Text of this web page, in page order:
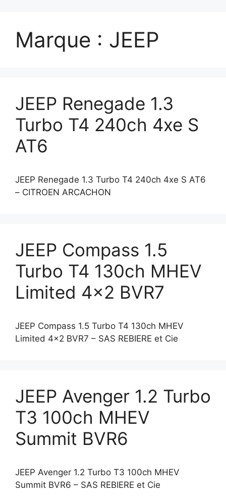
Marque : JEEP
JEEP Renegade 1.3
Turbo T4 240ch 4xe S
AT6
JEEP Renegade 1.3 Turbo T4 240ch 4xe S AT6
– CITROEN ARCACHON
JEEP Compass 1.5
Turbo T4 130ch MHEV
Limited 4×2 BVR7
JEEP Compass 1.5 Turbo T4 130ch MHEV
Limited 4×2 BVR7 – SAS REBIERE et Cie
JEEP Avenger 1.2 Turbo
T3 100ch MHEV
Summit BVR6
JEEP Avenger 1.2 Turbo T3 100ch MHEV
Summit BVR6 – SAS REBIERE et Cie